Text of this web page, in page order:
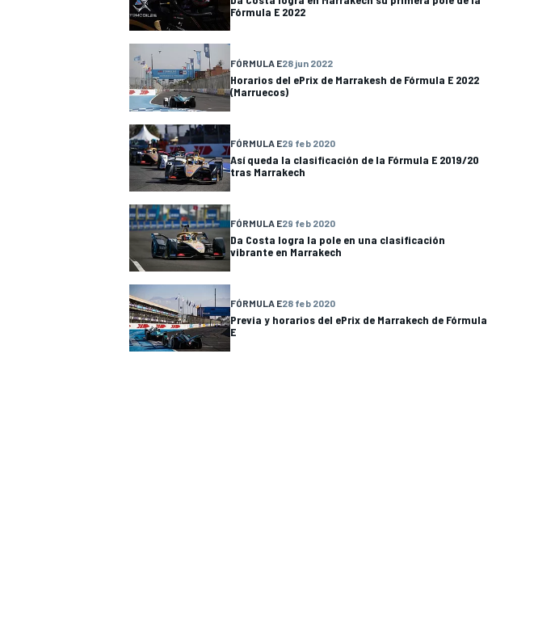
Fórmula E 2022
FÓRMULA E28 jun 2022
Horarios del ePrix de Marrakesh de Fórmula E 2022
(Marruecos)
FÓRMULA E29 feb 2020
Así queda la clasificación de la Fórmula E 2019/20
tras Marrakech
FÓRMULA E29 feb 2020
Da Costa logra la pole en una clasificación
vibrante en Marrakech
FÓRMULA E28 feb 2020
Previa y horarios del ePrix de Marrakech de Fórmula
E